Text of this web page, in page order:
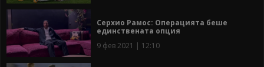
Серхио Рамос: Операцията беше
единствената опция
9 фев 2021 | 12:10